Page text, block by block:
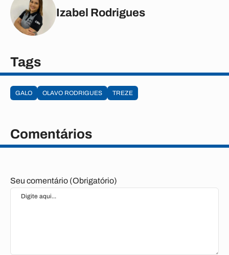
Izabel Rodrigues
Tags
GALO OLAVO RODRIGUES TREZE
Comentários
Seu comentário (Obrigatório)